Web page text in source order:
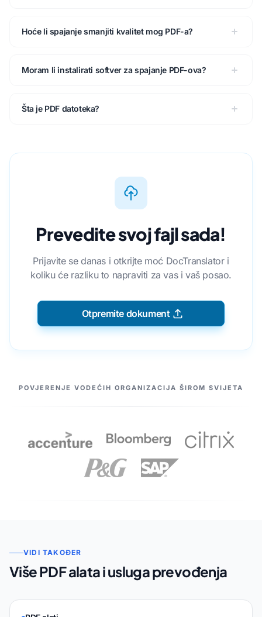
Hoće li spajanje smanjiti kvalitet mog PDF-a?
Moram li instalirati softver za spajanje PDF-ova?
Šta je PDF datoteka?
Prevedite svoj fajl sada!
Prijavite se danas i otkrijte moć DocTranslator i
koliku će razliku to napraviti za vas i vaš posao.
Otpremite dokument
NAŠI PARTNERI
POVJERENJE VODEĆIH ORGANIZACIJA ŠIROM SVIJETA
VIDI TAKOĐER
Više PDF alata i usluga prevođenja